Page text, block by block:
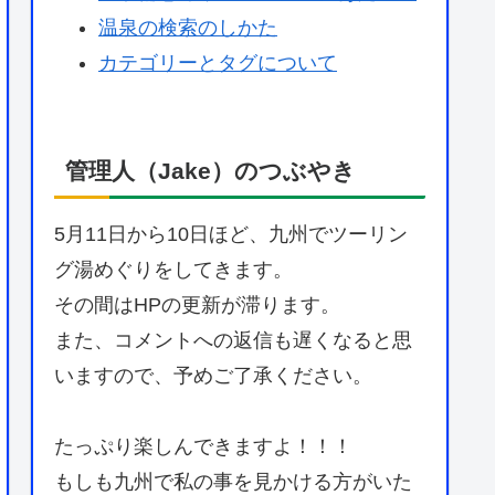
温泉の検索のしかた
カテゴリーとタグについて
管理人（Jake）のつぶやき
5月11日から10日ほど、九州でツーリン
グ湯めぐりをしてきます。
その間はHPの更新が滞ります。
また、コメントへの返信も遅くなると思
いますので、予めご了承ください。
たっぷり楽しんできますよ！！！
もしも九州で私の事を見かける方がいた